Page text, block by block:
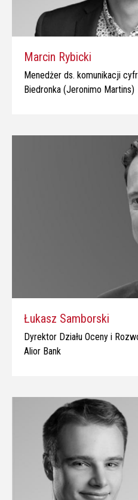
Marcin Rybicki
Menedżer ds. komunikacji
Biedronka (Jeronimo Martins)
Łukasz Samborski
Dyrektor Działu Oceny i
Alior Bank